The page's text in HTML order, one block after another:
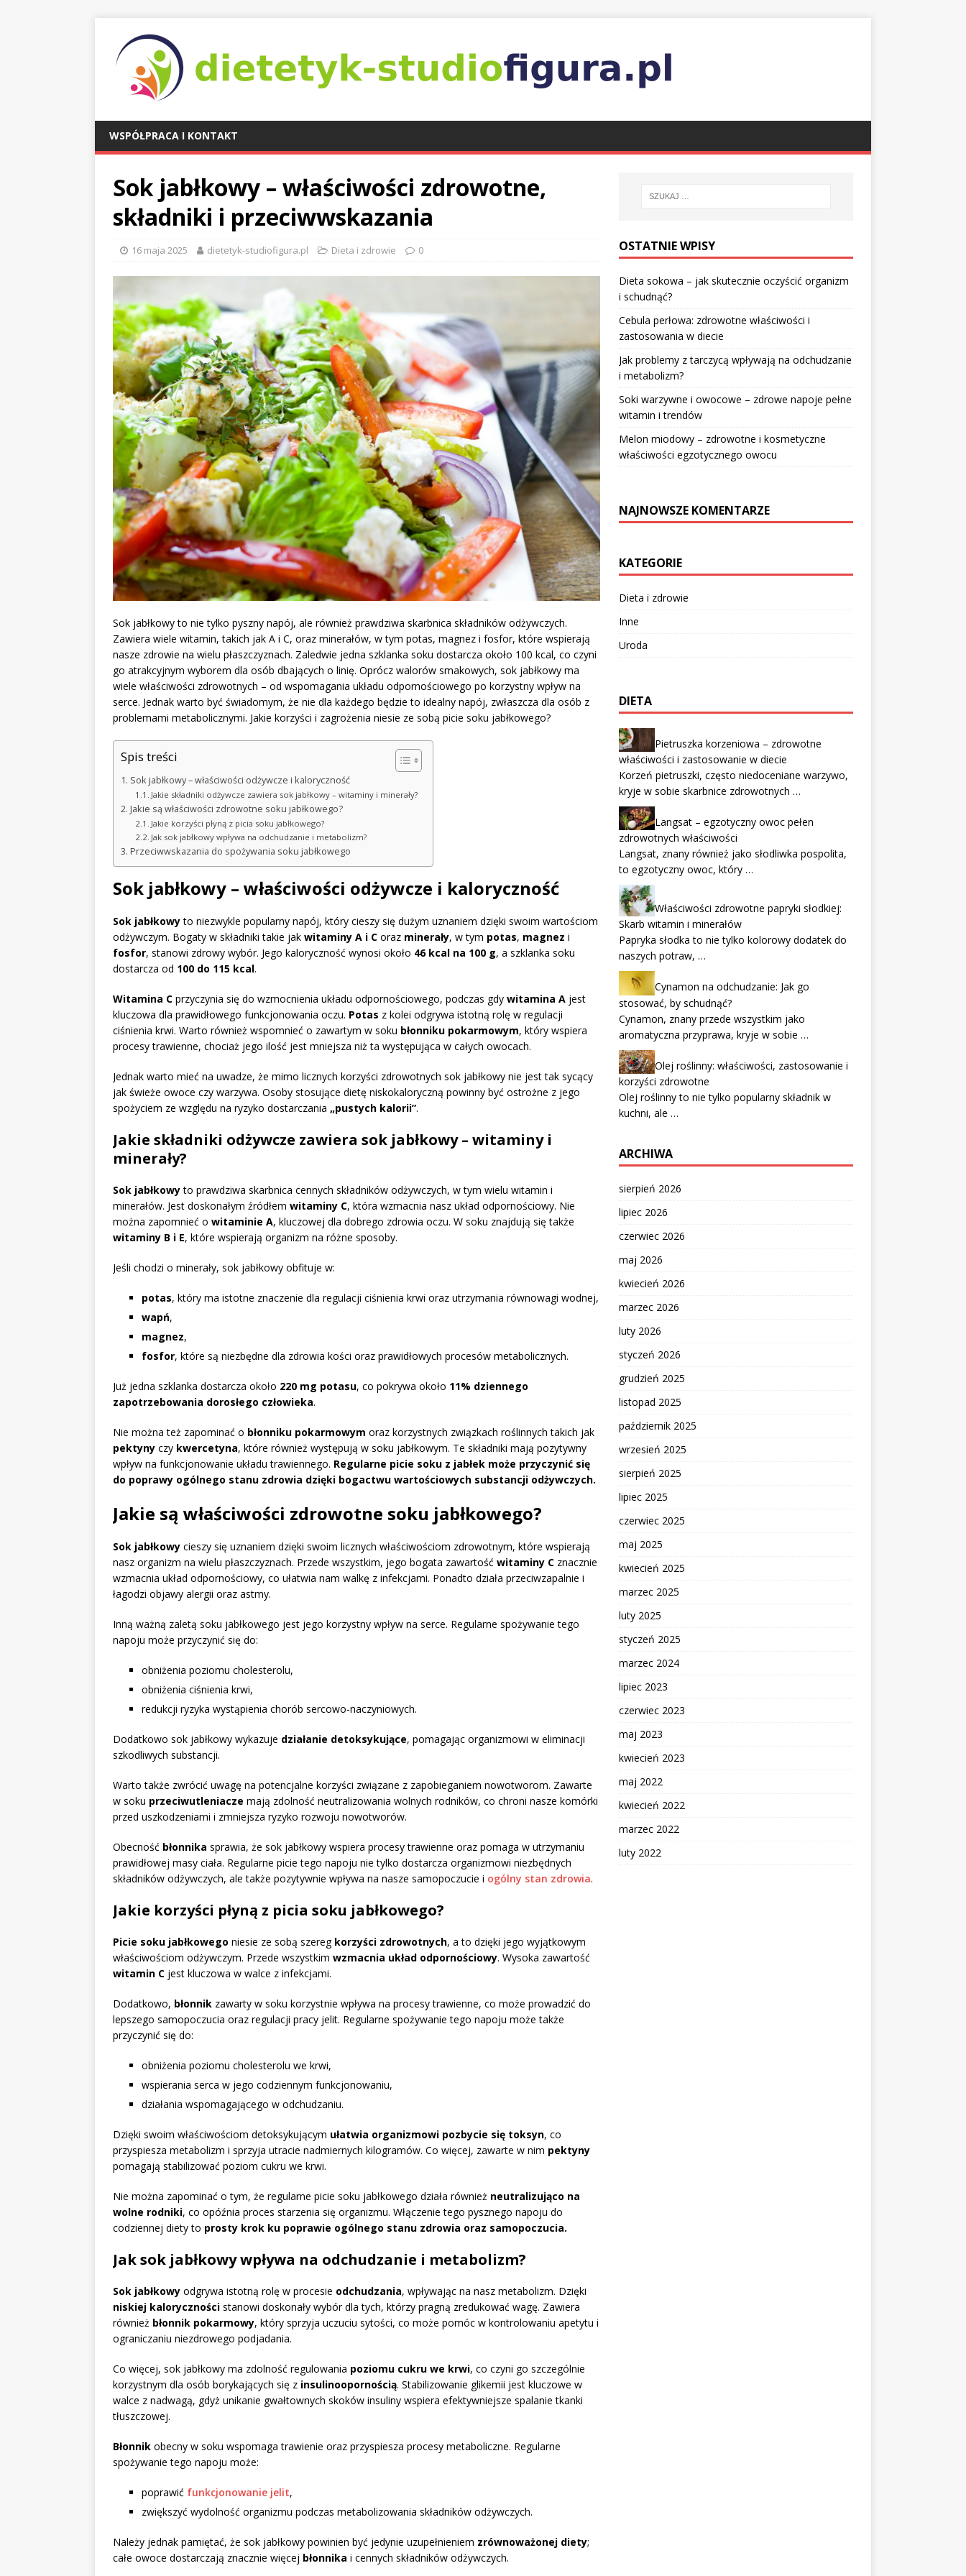
WSPÓŁPRACA I KONTAKT
Sok jabłkowy – właściwości zdrowotne,
składniki i przeciwwskazania
16 maja 2025 dietetyk-studiofigura.pl Dieta i zdrowie 0
Sok jabłkowy to nie tylko pyszny napój, ale również prawdziwa skarbnica składników odżywczych.
Zawiera wiele witamin, takich jak A i C, oraz minerałów, w tym potas, magnez i fosfor, które wspierają
nasze zdrowie na wielu płaszczyznach. Zaledwie jedna szklanka soku dostarcza około 100 kcal, co czyni
go atrakcyjnym wyborem dla osób dbających o linię. Oprócz walorów smakowych, sok jabłkowy ma
wiele właściwości zdrowotnych – od wspomagania układu odpornościowego po korzystny wpływ na
serce. Jednak warto być świadomym, że nie dla każdego będzie to idealny napój, zwłaszcza dla osób z
problemami metabolicznymi. Jakie korzyści i zagrożenia niesie ze sobą picie soku jabłkowego?
Spis treści
Sok jabłkowy – właściwości odżywcze i kaloryczność
Jakie składniki odżywcze zawiera sok jabłkowy – witaminy i minerały?
Jakie są właściwości zdrowotne soku jabłkowego?
Jakie korzyści płyną z picia soku jabłkowego?
Jak sok jabłkowy wpływa na odchudzanie i metabolizm?
Przeciwwskazania do spożywania soku jabłkowego
Sok jabłkowy – właściwości odżywcze i kaloryczność
Sok jabłkowyto niezwykle popularny napój, który cieszy się dużym uznaniem dzięki swoim wartościom
odżywczym. Bogaty w składniki takie jak witaminy A i C oraz minerały, w tym potas, magnez i
fosfor, stanowi zdrowy wybór. Jego kaloryczność wynosi około 46 kcal na 100 g, a szklanka soku
dostarcza od 100 do 115 kcal.
Witamina C przyczynia się do wzmocnienia układu odpornościowego, podczas gdy witamina A jest
kluczowa dla prawidłowego funkcjonowania oczu. Potas z kolei odgrywa istotną rolę w regulacji
ciśnienia krwi. Warto również wspomnieć o zawartym w soku błonniku pokarmowym, który wspiera
procesy trawienne, chociaż jego ilość jest mniejsza niż ta występująca w całych owocach.
Jednak warto mieć na uwadze, że mimo licznych korzyści zdrowotnych sok jabłkowy nie jest tak sycący
jak świeże owoce czy warzywa. Osoby stosujące dietę niskokaloryczną powinny być ostrożne z jego
spożyciem ze względu na ryzyko dostarczania „pustych kalorii”.
Jakie składniki odżywcze zawiera sok jabłkowy – witaminy i
minerały?
Sok jabłkowyto prawdziwa skarbnica cennych składników odżywczych, w tym wielu witamin i
minerałów. Jest doskonałym źródłem witaminy C, która wzmacnia nasz układ odpornościowy. Nie
można zapomnieć o witaminie A, kluczowej dla dobrego zdrowia oczu. W soku znajdują się także
witaminy B i E, które wspierają organizm na różne sposoby.
Jeśli chodzi o minerały, sok jabłkowy obfituje w:
potas, który ma istotne znaczenie dla regulacji ciśnienia krwi oraz utrzymania równowagi wodnej,
wapń,
magnez,
fosfor, które są niezbędne dla zdrowia kości oraz prawidłowych procesów metabolicznych.
Już jedna szklanka dostarcza około 220 mg potasu, co pokrywa około 11% dziennego
zapotrzebowania dorosłego człowieka.
Nie można też zapominać o błonniku pokarmowym oraz korzystnych związkach roślinnych takich jak
pektyny czy kwercetyna, które również występują w soku jabłkowym. Te składniki mają pozytywny
wpływ na funkcjonowanie układu trawiennego. Regularne picie soku z jabłek może przyczynić się
do poprawy ogólnego stanu zdrowia dzięki bogactwu wartościowych substancji odżywczych.
Jakie są właściwości zdrowotne soku jabłkowego?
Sok jabłkowy cieszy się uznaniem dzięki swoim licznych właściwościom zdrowotnym, które wspierają
nasz organizm na wielu płaszczyznach. Przede wszystkim, jego bogata zawartość witaminy C znacznie
wzmacnia układ odpornościowy, co ułatwia nam walkę z infekcjami. Ponadto działa przeciwzapalnie i
łagodzi objawy alergii oraz astmy.
Inną ważną zaletą soku jabłkowego jest jego korzystny wpływ na serce. Regularne spożywanie tego
napoju może przyczynić się do:
obniżenia poziomu cholesterolu,
obniżenia ciśnienia krwi,
redukcji ryzyka wystąpienia chorób sercowo-naczyniowych.
Dodatkowo sok jabłkowy wykazuje działanie detoksykujące, pomagając organizmowi w eliminacji
szkodliwych substancji.
Warto także zwrócić uwagę na potencjalne korzyści związane z zapobieganiem nowotworom. Zawarte
w soku przeciwutleniacze mają zdolność neutralizowania wolnych rodników, co chroni nasze komórki
przed uszkodzeniami i zmniejsza ryzyko rozwoju nowotworów.
Obecność błonnika sprawia, że sok jabłkowy wspiera procesy trawienne oraz pomaga w utrzymaniu
prawidłowej masy ciała. Regularne picie tego napoju nie tylko dostarcza organizmowi niezbędnych
składników odżywczych, ale także pozytywnie wpływa na nasze samopoczucie i ogólny stan zdrowia.
Jakie korzyści płyną z picia soku jabłkowego?
Picie soku jabłkowego niesie ze sobą szereg korzyści zdrowotnych, a to dzięki jego wyjątkowym
właściwościom odżywczym. Przede wszystkim wzmacnia układ odpornościowy. Wysoka zawartość
witamin C jest kluczowa w walce z infekcjami.
Dodatkowo, błonnik zawarty w soku korzystnie wpływa na procesy trawienne, co może prowadzić do
lepszego samopoczucia oraz regulacji pracy jelit. Regularne spożywanie tego napoju może także
przyczynić się do:
obniżenia poziomu cholesterolu we krwi,
wspierania serca w jego codziennym funkcjonowaniu,
działania wspomagającego w odchudzaniu.
Dzięki swoim właściwościom detoksykującym ułatwia organizmowi pozbycie się toksyn, co
przyspiesza metabolizm i sprzyja utracie nadmiernych kilogramów. Co więcej, zawarte w nim pektyny
pomagają stabilizować poziom cukru we krwi.
Nie można zapominać o tym, że regularne picie soku jabłkowego działa również neutralizująco na
wolne rodniki, co opóźnia proces starzenia się organizmu. Włączenie tego pysznego napoju do
codziennej diety to prosty krok ku poprawie ogólnego stanu zdrowia oraz samopoczucia.
Jak sok jabłkowy wpływa na odchudzanie i metabolizm?
Sok jabłkowy odgrywa istotną rolę w procesie odchudzania, wpływając na nasz metabolizm. Dzięki
niskiej kaloryczności stanowi doskonały wybór dla tych, którzy pragną zredukować wagę. Zawiera
również błonnik pokarmowy, który sprzyja uczuciu sytości, co może pomóc w kontrolowaniu apetytu i
ograniczaniu niezdrowego podjadania.
Co więcej, sok jabłkowy ma zdolność regulowania poziomu cukru we krwi, co czyni go szczególnie
korzystnym dla osób borykających się z insulinoopornością. Stabilizowanie glikemii jest kluczowe w
walce z nadwagą, gdyż unikanie gwałtownych skoków insuliny wspiera efektywniejsze spalanie tkanki
tłuszczowej.
Błonnik obecny w soku wspomaga trawienie oraz przyspiesza procesy metaboliczne. Regularne
spożywanie tego napoju może:
poprawić funkcjonowanie jelit,
zwiększyć wydolność organizmu podczas metabolizowania składników odżywczych.
Należy jednak pamiętać, że sok jabłkowy powinien być jedynie uzupełnieniem zrównoważonej diety;
całe owoce dostarczają znacznie więcej błonnika i cennych składników odżywczych.
OSTATNIE WPISY
Dieta sokowa – jak skutecznie oczyścić organizm
i schudnąć?
Cebula perłowa: zdrowotne właściwości i
zastosowania w diecie
Jak problemy z tarczycą wpływają na odchudzanie
i metabolizm?
Soki warzywne i owocowe – zdrowe napoje pełne
witamin i trendów
Melon miodowy – zdrowotne i kosmetyczne
właściwości egzotycznego owocu
NAJNOWSZE KOMENTARZE
KATEGORIE
Dieta i zdrowie
Inne
Uroda
DIETA
Pietruszka korzeniowa – zdrowotne
właściwości i zastosowanie w diecie
Korzeń pietruszki, często niedoceniane warzywo,
kryje w sobie skarbnice zdrowotnych …
Langsat – egzotyczny owoc pełen
zdrowotnych właściwości
Langsat, znany również jako słodliwka pospolita,
to egzotyczny owoc, który …
Właściwości zdrowotne papryki słodkiej:
Skarb witamin i minerałów
Papryka słodka to nie tylko kolorowy dodatek do
naszych potraw, …
Cynamon na odchudzanie: Jak go
stosować, by schudnąć?
Cynamon, znany przede wszystkim jako
aromatyczna przyprawa, kryje w sobie …
Olej roślinny: właściwości, zastosowanie i
korzyści zdrowotne
Olej roślinny to nie tylko popularny składnik w
kuchni, ale …
ARCHIWA
sierpień 2026
lipiec 2026
czerwiec 2026
maj 2026
kwiecień 2026
marzec 2026
luty 2026
styczeń 2026
grudzień 2025
listopad 2025
październik 2025
wrzesień 2025
sierpień 2025
lipiec 2025
czerwiec 2025
maj 2025
kwiecień 2025
marzec 2025
luty 2025
styczeń 2025
marzec 2024
lipiec 2023
czerwiec 2023
maj 2023
kwiecień 2023
maj 2022
kwiecień 2022
marzec 2022
luty 2022